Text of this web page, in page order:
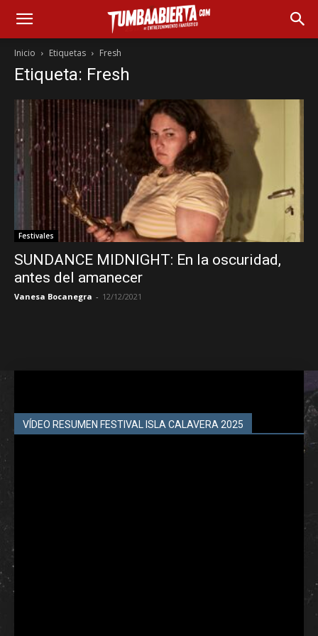
Inicio Etiquetas Fresh
Etiqueta: Fresh
Festivales
SUNDANCE MIDNIGHT: En la oscuridad,
antes del amanecer
Vanesa Bocanegra - 12/12/2021
VÍDEO RESUMEN FESTIVAL ISLA CALAVERA 2025